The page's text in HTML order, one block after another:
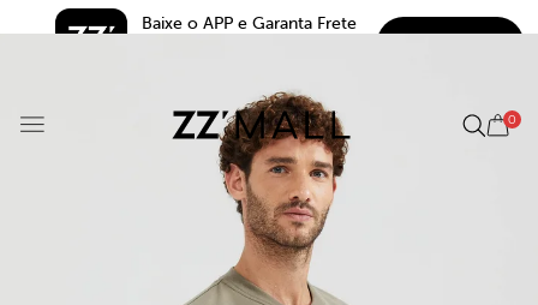
Baixe o APP e Garanta Frete
0